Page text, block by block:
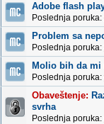
Adobe flash
Poslednja poruka:
Problem sa
Poslednja poruka:
Molio bih da mi
Poslednja poruka:
Obaveštenje:
svrha
Poslednja poruka: